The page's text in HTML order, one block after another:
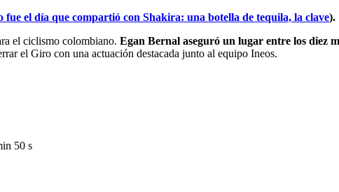
fue el día que compartió con Shakira: una botella de tequila, la clave).
el ciclismo colombiano. Egan Bernal aseguró un lugar entre los diez
el Giro con una actuación destacada junto al equipo Ineos.
50 s